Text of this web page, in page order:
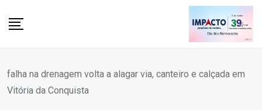
falha na drenagem volta a alagar via, canteiro e calçada em
Vitória da Conquista